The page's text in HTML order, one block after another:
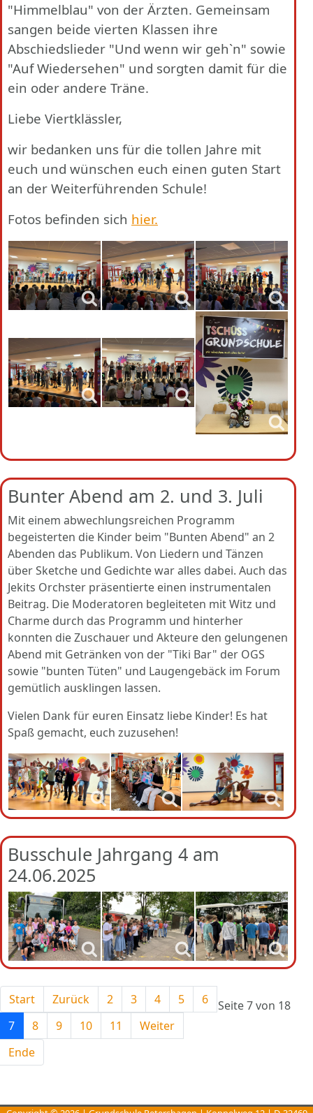
"Himmelblau" von der Ärzten. Gemeinsam
sangen beide vierten Klassen ihre
Abschiedslieder "Und wenn wir geh`n" sowie
"Auf Wiedersehen" und sorgten damit für die
ein oder andere Träne.
Liebe Viertklässler,
wir bedanken uns für die tollen Jahre mit
euch und wünschen euch einen guten Start
an der Weiterführenden Schule!
Fotos befinden sich hier.
Bunter Abend am 2. und 3. Juli
Mit einem abwechlungsreichen Programm
begeisterten die Kinder beim "Bunten Abend" an 2
Abenden das Publikum. Von Liedern und Tänzen
über Sketche und Gedichte war alles dabei. Auch das
Jekits Orchster präsentierte einen instrumentalen
Beitrag. Die Moderatoren begleiteten mit Witz und
Charme durch das Programm und hinterher
konnten die Zuschauer und Akteure den gelungenen
Abend mit Getränken von der "Tiki Bar" der OGS
sowie "bunten Tüten" und Laugengebäck im Forum
gemütlich ausklingen lassen.
Vielen Dank für euren Einsatz liebe Kinder! Es hat
Spaß gemacht, euch zuzusehen!
Busschule Jahrgang 4 am
24.06.2025
Seite 7 von 18
Start Zurück 2 3 4 5
6
7
8 9 10 11
Weiter
Ende